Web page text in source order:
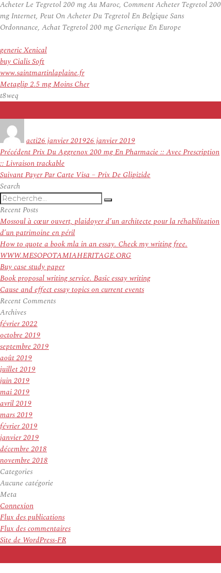
Acheter Le Tegretol 200 mg Au Maroc, Comment Acheter Tegretol 200
mg Internet, Peut On Acheter Du Tegretol En Belgique Sans
Ordonnance, Achat Tegretol 200 mg Generique En Europe
generic Xenical
buy Cialis Soft
www.saintmartinlaplaine.fr
Metaglip 2.5 mg Moins Cher
t8weq
actile
26 janvier 201926 janvier 2019
Navigation
de
l’article
PrécédentArticle
précédent :
Prix Du Aggrenox 200 mg En Pharmacie :: Avec Prescription
:: Livraison trackable
SuivantArticle
Payer Par Carte Visa – Prix De Glipizide
Search
Recherche
pour
:
Recherche
Recent Posts
Mossoul à cœur ouvert, plaidoyer d’un architecte pour la réhabilitation
d’un patrimoine en péril
How to quote a book mla in an essay. Check my writing free.
WWW.MESOPOTAMIAHERITAGE.ORG
Buy case study paper
Book proposal writing service. Basic essay writing
Cause and effect essay topics on current events
Recent Comments
Archives
février 2022
octobre 2019
septembre 2019
août 2019
juillet 2019
juin 2019
mai 2019
avril 2019
mars 2019
février 2019
janvier 2019
décembre 2018
novembre 2018
Categories
Aucune catégorie
Meta
Connexion
Flux des publications
Flux des commentaires
Site de WordPress-FR